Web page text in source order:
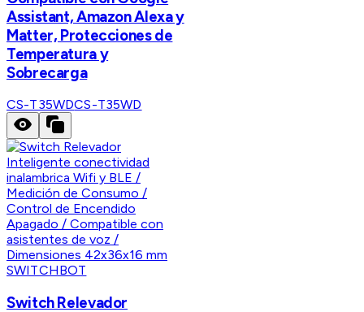
Assistant, Amazon Alexa y
Matter, Protecciones de
Temperatura y
Sobrecarga
CS-T35WDCS-T35WD
SWITCHBOT
Switch Relevador